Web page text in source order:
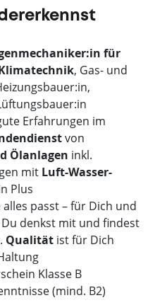
für
, Gas- und
Erfahrungen im
von
Ölanlagen inkl.
mit Luft-Wasser-
Plus
passt – für Dich und
denkst mit und findest
Qualität ist für Dich
Klasse B
(mind. B2)